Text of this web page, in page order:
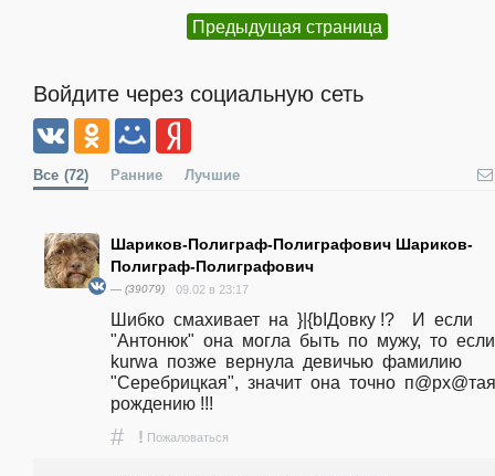
Предыдущая страница
Войдите через социальную сеть
Все (72) Ранние Лучшие
Шариков-Полиграф-Полиграфович Шариков-
Полиграф-Полиграфович
— (39079) 09.02 в 23:17
Шибко  смахивает  на  }|{bIДовку !?    И  если
"Антонюк"  она  могла  быть  по  мужу,  то  если
kurwa  позже  вернула  девичью  фамилию
"Серебрицкая",  значит  она  точно
рождению !!!
# ! Пожаловаться